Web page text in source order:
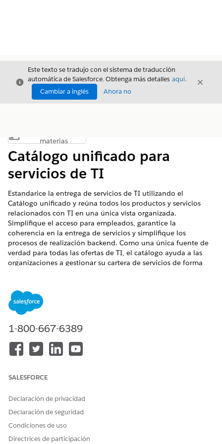
Cerrar
Este texto se tradujo con el sistema de traducción
automática de Salesforce. Obtenga más detalles aquí.
Cambiar a inglés
Ahora no
Cerrar
Mostrar índice de materias
materias
Catálogo unificado para
servicios de TI
Estandarice la entrega de servicios de TI utilizando el
Catálogo unificado y reúna todos los productos y servicios
relacionados con TI en una única vista organizada.
Simplifique el acceso para empleados, garantice la
coherencia en la entrega de servicios y simplifique los
procesos de realización backend. Como una única fuente de
verdad para todas las ofertas de TI, el catálogo ayuda a las
organizaciones a gestionar su cartera de servicios de forma
Disponible en: Lightning Experience
Disponible en: Ediciones
Para comprender cómo Catálogo unificado puede ayudar a
solicitud de activo de TI de Catálogo unificado.
Configurar Catálogo unificado para servicios de TI
Revise los pasos para configurar el Catálogo unificado de
modo que pueda definir los procesos de servicio
correctamente y proporcionar a los usuarios el acceso
necesario. Utilice la aplicación Catálogo unificado para
1-800-667-6389
SALESFORCE
Declaración de privacidad
Declaración de seguridad
Condiciones de uso
Directrices de participación